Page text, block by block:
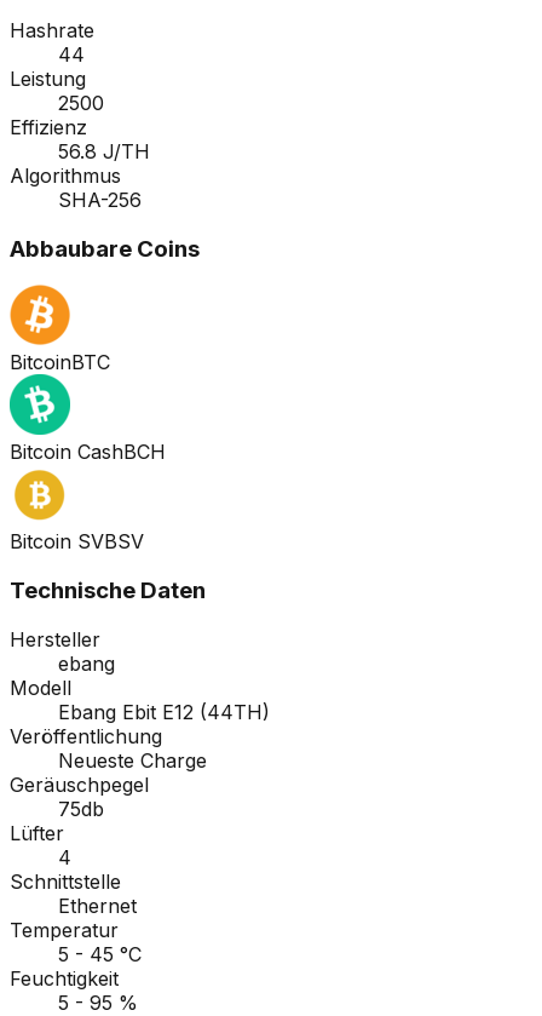
Hashrate
44
Leistung
2500
Effizienz
56.8 J/TH
Algorithmus
SHA-256
Abbaubare Coins
BitcoinBTC
Bitcoin CashBCH
Bitcoin SVBSV
Technische Daten
Hersteller
ebang
Modell
Ebang Ebit E12 (44TH)
Veröffentlichung
Neueste Charge
Geräuschpegel
75db
Lüfter
4
Schnittstelle
Ethernet
Temperatur
5 - 45 °C
Feuchtigkeit
5 - 95 %